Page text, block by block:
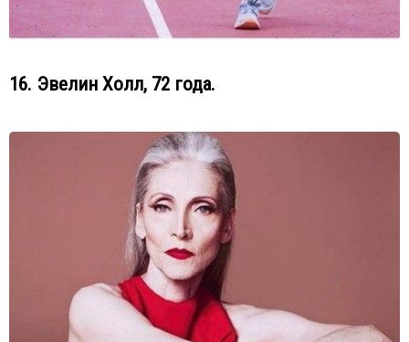
16. Эвелин Холл, 72 года.